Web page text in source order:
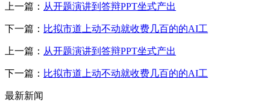
上一篇： 从开题演讲到答辩PPT坐式产出
下一篇： 比拟市道上动不动就收费几百的的AI工
上一篇： 从开题演讲到答辩PPT坐式产出
下一篇： 比拟市道上动不动就收费几百的的AI工
最新新闻